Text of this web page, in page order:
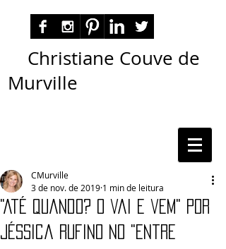
Christiane Couve de
Murville
"Até quando? O vai e vem" por
Jéssica Rufino no "Entre
CMurville
3 de nov. de 2019 1 min de leitura